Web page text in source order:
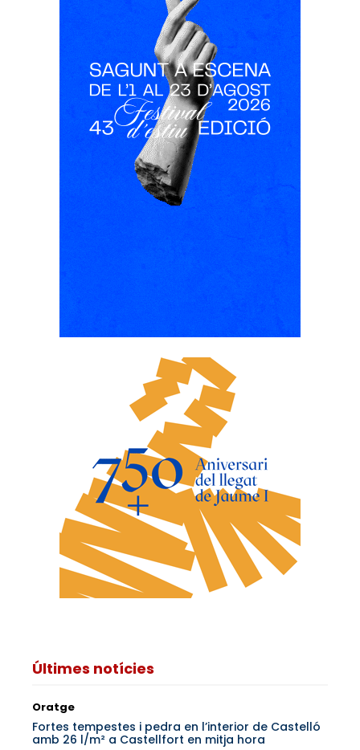
Últimes notícies
Oratge
Fortes tempestes i pedra en l’interior de Castelló
amb 26 l/m² a Castellfort en mitja hora